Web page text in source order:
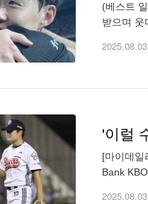
(베스트
받으며 웃
[마이데일
Bank